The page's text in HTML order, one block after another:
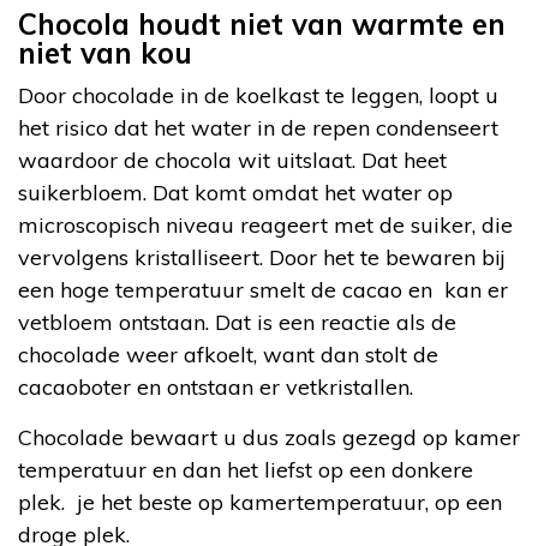
Chocola houdt niet van warmte en
niet van kou
Door chocolade in de koelkast te leggen, loopt u
het risico dat het water in de repen condenseert
waardoor de chocola wit uitslaat. Dat heet
suikerbloem. Dat komt omdat het water op
microscopisch niveau reageert met de suiker, die
vervolgens kristalliseert. Door het te bewaren bij
een hoge temperatuur smelt de cacao en kan er
vetbloem ontstaan. Dat is een reactie als de
chocolade weer afkoelt, want dan stolt de
cacaoboter en ontstaan er vetkristallen.
Chocolade bewaart u dus zoals gezegd op kamer
temperatuur en dan het liefst op een donkere
plek. je het beste op kamertemperatuur, op een
droge plek.